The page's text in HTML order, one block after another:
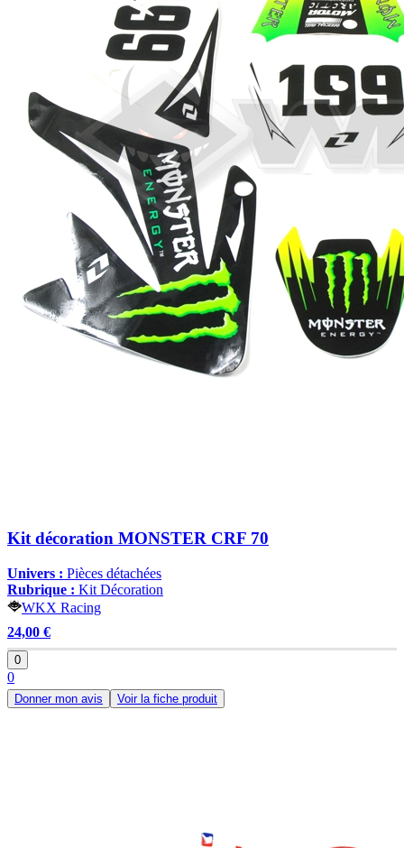
Kit décoration MONSTER CRF 70
Univers : Pièces détachées
Rubrique : Kit Décoration
WKX Racing
24,00 €
0
0
Donner mon avis Voir la fiche produit